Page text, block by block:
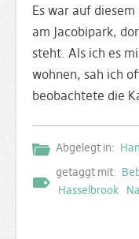
Es war auf
am Jacobipark,
steht. Als ich es
wohnen, sah ich
beobachtete die
Abgelegt in:
getaggt mit:
Hasselbrook